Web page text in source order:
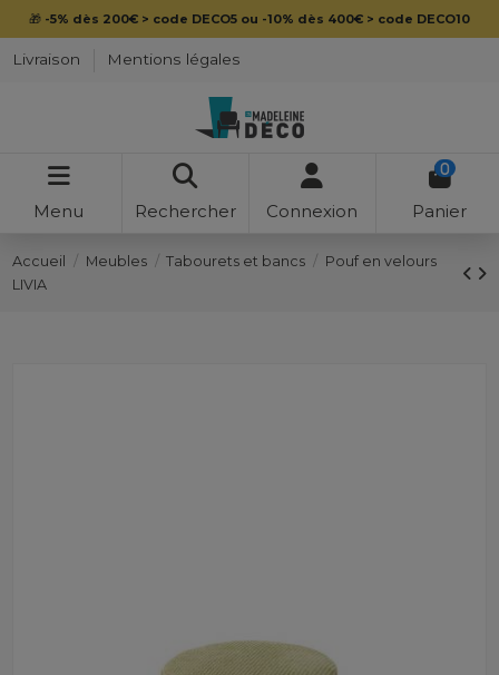
🎁 -5% dès 200€ > code DECO5 ou -10% dès 400€ > code DECO10
Livraison Mentions légales
Menu Rechercher Connexion
0
Panier
Accueil Meubles Tabourets et bancs
Pouf en velours
LIVIA